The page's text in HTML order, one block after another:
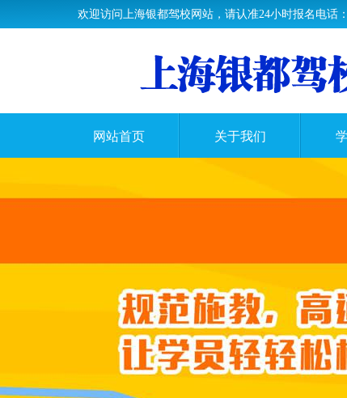
欢迎访问上海银都驾校网站，请认准24小时报名电话
网站首页 关于我们